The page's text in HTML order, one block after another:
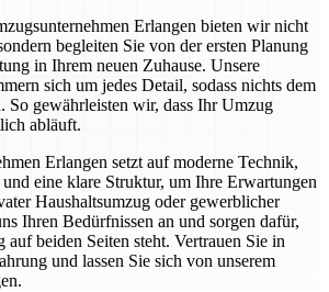
Erlangen bieten wir nicht
begleiten Sie von der ersten Planung
in Ihrem neuen Zuhause. Unsere
sich um jedes Detail, sodass nichts dem
So gewährleisten wir, dass Ihr Umzug
abläuft.
Erlangen setzt auf moderne Technik,
eine klare Struktur, um Ihre Erwartungen
Haushaltsumzug oder gewerblicher
Ihren Bedürfnissen an und sorgen dafür,
auf beiden Seiten steht. Vertrauen Sie in
und lassen Sie sich von unserem